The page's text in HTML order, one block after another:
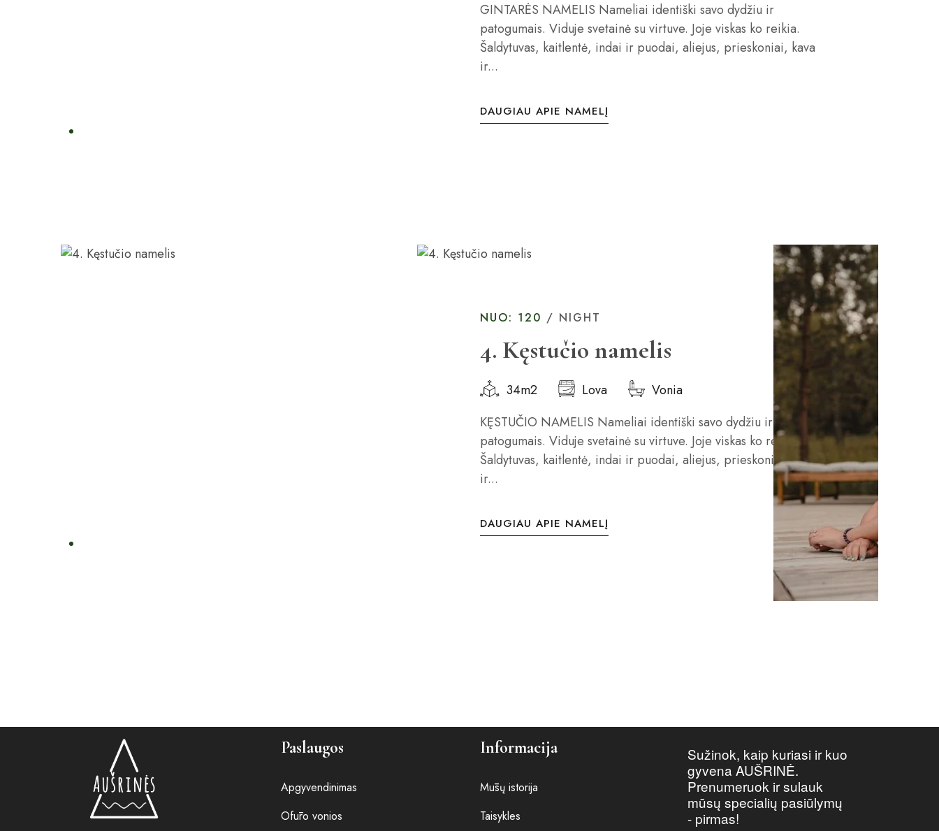
GINTARĖS NAMELIS Nameliai identiški savo dydžiu ir
patogumais. Viduje svetainė su virtuve. Joje viskas ko reikia.
Šaldytuvas, kaitlentė, indai ir puodai, aliejus, prieskoniai, kava
ir...
DAUGIAU APIE NAMELĮ
NUO: 120 / NIGHT
4. Kęstučio namelis
34m2 Lova
Vonia
KĘSTUČIO NAMELIS Nameliai identiški savo dydžiu ir
patogumais. Viduje svetainė su virtuve. Joje viskas ko reikia.
Šaldytuvas, kaitlentė, indai ir puodai, aliejus, prieskoniai, kava
ir...
DAUGIAU APIE NAMELĮ
Paslaugos
Apgyvendinimas
Ofūro vonios
Informacija
Mūsų istorija
Taisykles
Sužinok, kaip kuriasi ir kuo
gyvena AUŠRINĖ.
Prenumeruok ir sulauk
mūsų specialių pasiūlymų
- pirmas!